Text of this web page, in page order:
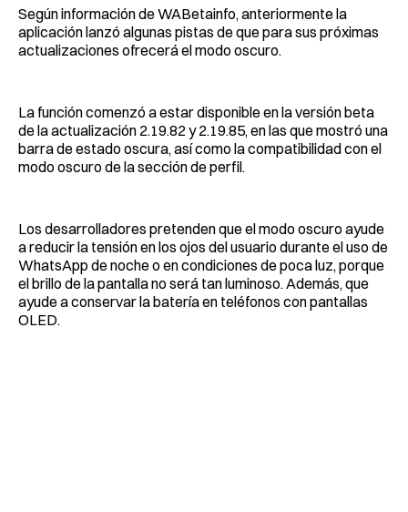
Según información de WABetainfo, anteriormente la
aplicación lanzó algunas pistas de que para sus próximas
actualizaciones ofrecerá el modo oscuro.
La función comenzó a estar disponible en la versión beta
de la actualización 2.19.82 y 2.19.85, en las que mostró una
barra de estado oscura, así como la compatibilidad con el
modo oscuro de la sección de perfil.
Los desarrolladores pretenden que el modo oscuro ayude
a reducir la tensión en los ojos del usuario durante el uso de
WhatsApp de noche o en condiciones de poca luz, porque
el brillo de la pantalla no será tan luminoso. Además, que
ayude a conservar la batería en teléfonos con pantallas
OLED.